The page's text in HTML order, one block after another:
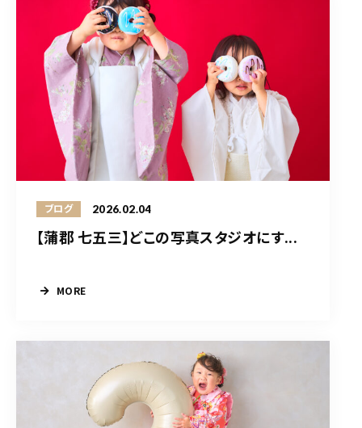
ブログ 2026.02.04
【蒲郡 七五三】どこの写真スタジオにす...
MORE